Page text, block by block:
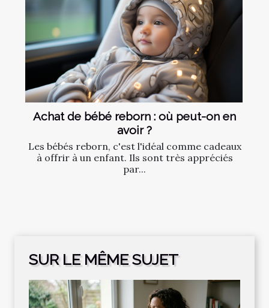
Achat de bébé reborn : où peut-on en
avoir ?
Les bébés reborn, c'est l'idéal comme cadeaux
à offrir à un enfant. Ils sont très appréciés
par...
SUR LE MÊME SUJET